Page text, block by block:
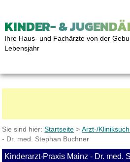
KINDER- &
Ihre Haus- und Fachärzte von der
Lebensjahr
Sie sind hier:Startseite >Arzt-/
- Dr. med. Stephan Buchner
Kinderarzt-Praxis Mainz - Dr. med.